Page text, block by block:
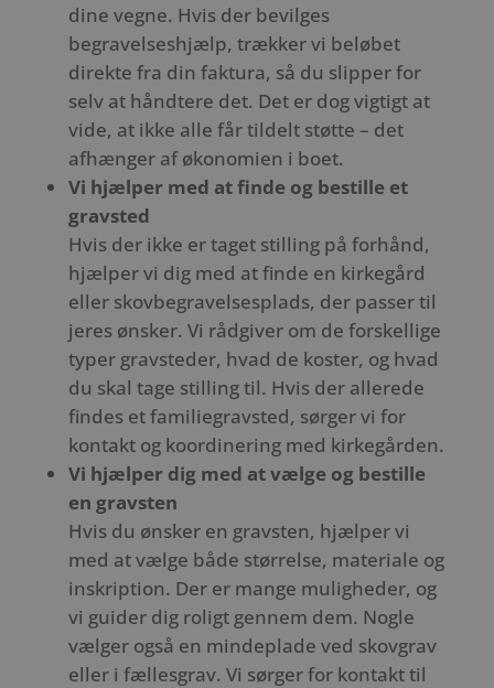
dine vegne. Hvis der bevilges
begravelseshjælp, trækker vi beløbet
direkte fra din faktura, så du slipper for
selv at håndtere det. Det er dog vigtigt at
vide, at ikke alle får tildelt støtte – det
afhænger af økonomien i boet.
Vi hjælper med at finde og bestille et
gravsted
Hvis der ikke er taget stilling på forhånd,
hjælper vi dig med at finde en kirkegård
eller skovbegravelsesplads, der passer til
jeres ønsker. Vi rådgiver om de forskellige
typer gravsteder, hvad de koster, og hvad
du skal tage stilling til. Hvis der allerede
findes et familiegravsted, sørger vi for
kontakt og koordinering med kirkegården.
Vi hjælper dig med at vælge og bestille
en gravsten
Hvis du ønsker en gravsten, hjælper vi
med at vælge både størrelse, materiale og
inskription. Der er mange muligheder, og
vi guider dig roligt gennem dem. Nogle
vælger også en mindeplade ved skovgrav
eller i fællesgrav. Vi sørger for kontakt til